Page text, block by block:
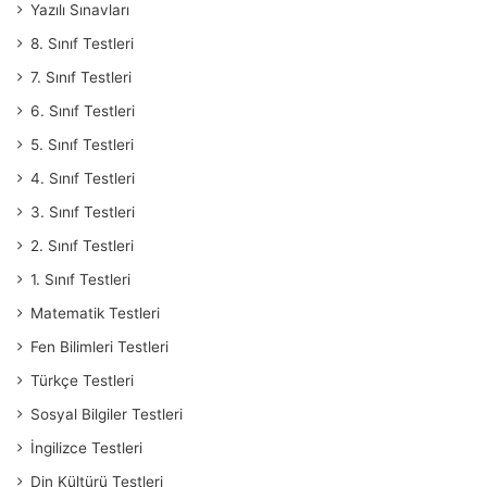
Yazılı Sınavları
8. Sınıf Testleri
7. Sınıf Testleri
6. Sınıf Testleri
5. Sınıf Testleri
4. Sınıf Testleri
3. Sınıf Testleri
2. Sınıf Testleri
1. Sınıf Testleri
Matematik Testleri
Fen Bilimleri Testleri
Türkçe Testleri
Sosyal Bilgiler Testleri
İngilizce Testleri
Din Kültürü Testleri